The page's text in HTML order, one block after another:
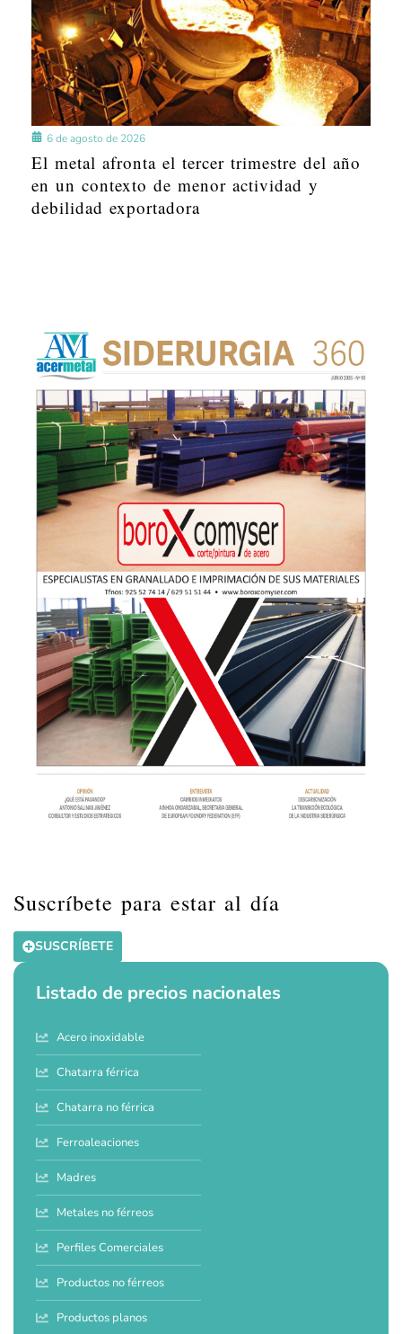
6 de agosto de 2026
El metal afronta el tercer trimestre del año
en un contexto de menor actividad y
debilidad exportadora
Suscríbete para estar al día
SUSCRÍBETE
Listado de precios nacionales
Acero inoxidable
Chatarra férrica
Chatarra no férrica
Ferroaleaciones
Madres
Metales no férreos
Perfiles Comerciales
Productos no férreos
Productos planos